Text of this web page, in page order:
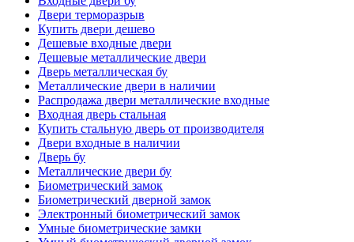
Двери терморазрыв
Купить двери дешево
Дешевые входные двери
Дешевые металлические двери
Дверь металлическая бу
Металлические двери в наличии
Распродажа двери металлические входные
Входная дверь стальная
Купить стальную дверь от производителя
Двери входные в наличии
Дверь бу
Металлические двери бу
Биометрический замок
Биометрический дверной замок
Электронный биометрический замок
Умные биометрические замки